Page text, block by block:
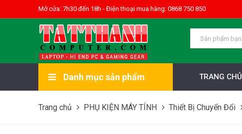
Mở cửa: 7h30 đến 18h - Điện thoại mua hàng: 0868 750 850
Danh mục sản phẩm TRANG CHỦ
Trang chủ PHỤ KIỆN MÁY TÍNH Thiết Bị Chuyển Đổi